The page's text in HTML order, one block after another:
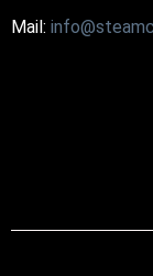
Mail: